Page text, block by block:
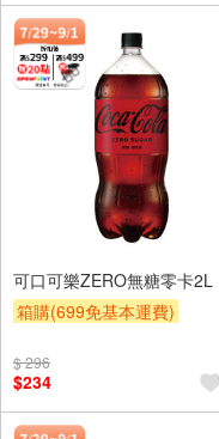
可口可樂ZERO無糖零卡2L
箱購(699免基本運費)
滿額9折
$ 296
$234